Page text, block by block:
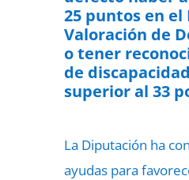
25 puntos en el
Valoración de
o tener
de
superior al 33
La Diputación ha
ayudas para